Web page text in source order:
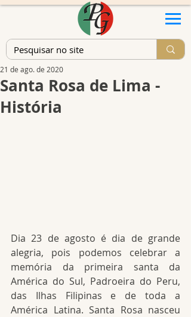
Santa Rosa de Lima -
História
21 de ago. de 2020
Dia 23 de agosto é dia de grande
alegria, pois podemos celebrar a
memória da primeira santa da
América do Sul, Padroeira do Peru,
das Ilhas Filipinas e de toda a
América Latina. Santa Rosa nasceu